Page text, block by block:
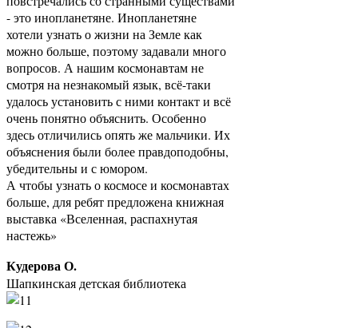
- это инопланетяне. Инопланетяне
хотели узнать о жизни на Земле как
можно больше, поэтому задавали много
вопросов. А нашим космонавтам не
смотря на незнакомый язык, всё-таки
удалось установить с ними контакт и всё
очень понятно объяснить. Особенно
здесь отличились опять же мальчики. Их
объяснения были более правдоподобны,
убедительны и с юмором.
А чтобы узнать о космосе и космонавтах
больше, для ребят предложена книжная
выставка «Вселенная, распахнутая
настежь»
Кудерова О.
Шапкинская детская библиотека